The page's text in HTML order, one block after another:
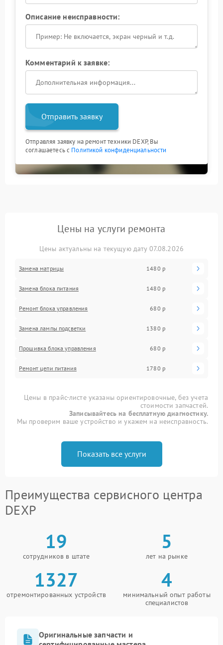
Описание неисправности:
Комментарий к заявке:
Отправить заявку
Отправляя заявку на ремонт техники DEXP, Вы
соглашаетесь с Политикой конфиденциальности
Цены на услуги ремонта
Цены актуальны на текущую дату 07.08.2026
Замена матрицы 1480 р
Замена блока питания 1480 р
Ремонт блока управления 680 р
Замена лампы подсветки 1380 р
Прошивка блока управления 680 р
Ремонт цепи питания 1780 р
Цены в прайс-листе указаны ориентировочные, без учета
стоимости запчастей.
Записывайтесь на бесплатную диагностику.
Мы проверим ваше устройство и укажем на неисправность.
Показать все услуги
Преимущества сервисного центра
DEXP
19
сотрудников в штате
5
лет на рынке
1327
отремонтированных устройств
4
минимальный опыт работы
специалистов
Оригинальные запчасти и